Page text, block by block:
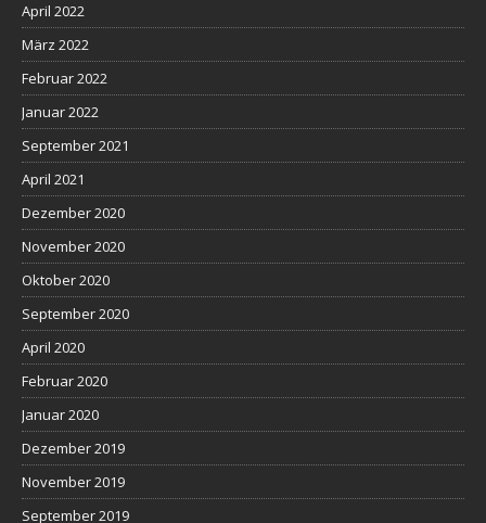
April 2022
März 2022
Februar 2022
Januar 2022
September 2021
April 2021
Dezember 2020
November 2020
Oktober 2020
September 2020
April 2020
Februar 2020
Januar 2020
Dezember 2019
November 2019
September 2019